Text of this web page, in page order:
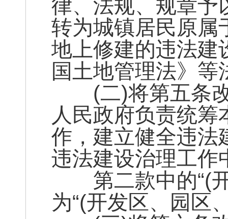
律、法规、规章予
转为城镇居民原属
地上修建的违法建
国土地管理法》等
(二)将第五条改
人民政府负责统
作，建立健全违法
违法建设治理工作
第二款中的“(开
为“(开发区、园区